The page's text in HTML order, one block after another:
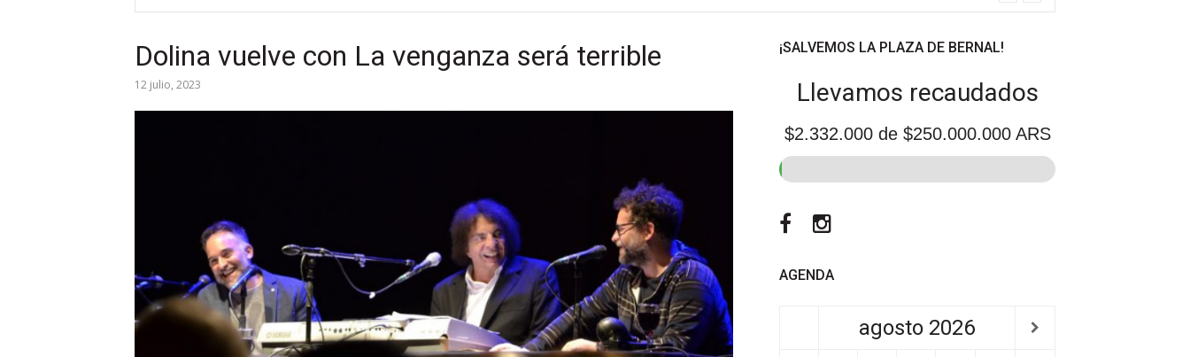
Dolina vuelve con La venganza será terrible
12 julio, 2023
¡SALVEMOS LA PLAZA DE BERNAL!
Llevamos recaudados
$2.332.000de $250.000.000 ARS
Facebook
AGENDA
agosto 2026